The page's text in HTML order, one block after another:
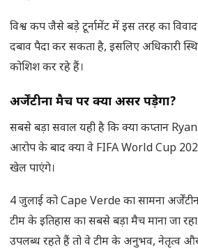
विश्व कप जैसे बड़े टूर्नामेंट में इस तरह का
दबाव पैदा कर सकता है, इसलिए अधिकारी
कोशिश कर रहे हैं।
अर्जेंटीना मैच पर क्या असर पड़ेगा?
सबसे बड़ा सवाल यही है कि क्या कप्तान
आरोप के बाद क्या वे FIFA World Cup
खेल पाएंगे।
4 जुलाई को Cape Verde का सामना
टीम के इतिहास का सबसे बड़ा मैच माना जा
उपलब्ध रहते हैं तो वे टीम के अनुभव, नेतृत्व